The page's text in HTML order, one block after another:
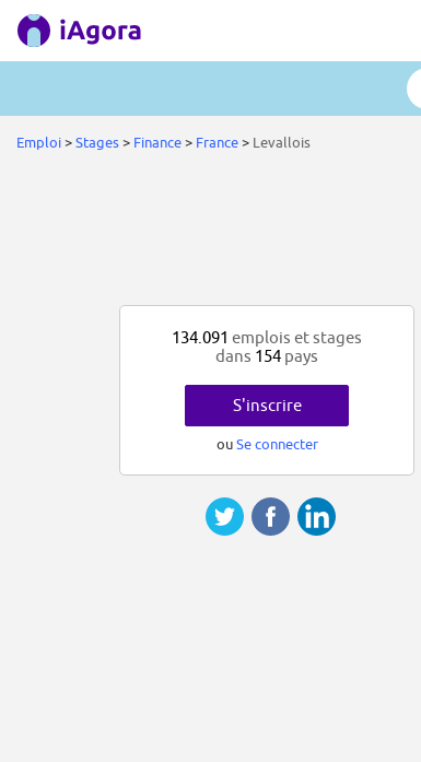
Emploi>Stages> Finance> France> Levallois
134.091 emplois et stages
dans 154 pays
S'inscrire
ouSe connecter